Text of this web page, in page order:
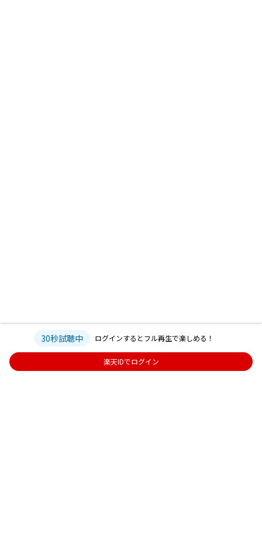
30秒試聴中 ログインするとフル再生で楽しめる！
楽天IDでログイン